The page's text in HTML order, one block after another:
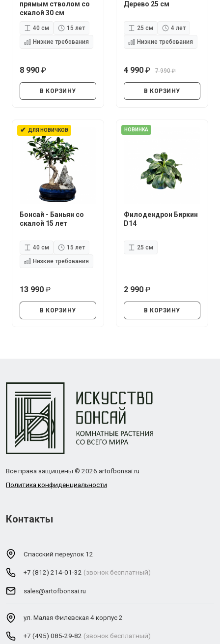
прямым стволом со
скалой 30 см
40 см
15 лет
Низкие требования
8 990
В КОРЗИНУ
Дерево 25 см
25 см
4 лет
Низкие требования
4 990
7 990
В КОРЗИНУ
✔ ДЛЯ НОВИЧКОВ
Бонсай - Баньян со
скалой 15 лет
40 см
15 лет
Низкие требования
13 990
В КОРЗИНУ
НОВИНКА
Филодендрон Биркин
D14
25 см
2 990
В КОРЗИНУ
Все права защищены © 2026 artofbonsai.ru
Политика конфиденциальности
Контакты
Спасский переулок 12
+7 (812) 214-01-32 (звонок бесплатный)
sales@artofbonsai.ru
ул. Малая Филевская 4 корпус 2
+7 (495) 085-29-82 (звонок бесплатный)